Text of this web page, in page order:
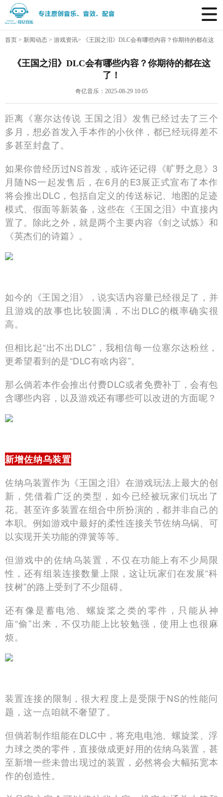
首页 > 新闻动态 > 游戏资讯> 《王国之泪》DLC会有哪些内容？你期待的都在这
《王国之泪》DLC会有哪些内容？你期待的都在这
了！
奇亿音乐：2025-08-29 10:05
距离《塞尔达传说 王国之泪》发售已经过去了三个
多月，想必首发入手本作的小伙伴，都已经玩得差不
多甚至封盘了。
如果你曾经历过NS首发，或许还记得《旷野之息》3
月随NS一起发售后，在6月的E3展正式宣布了本作
将会推出DLC，包括自定义的传送标记、地图的足迹
模式、假面等新装备，这些在《王国之泪》中直接内
置了。除此之外，就是两个主要内容《剑之试炼》和
《英杰们的诗篇》。
如今的《王国之泪》，说实话内容量已经很足了，并
且游戏的故事也比较圆满，不出DLC的概率确实很
高。
但相比起“出不出DLC”，我相信每一位塞尔达粉丝，
更希望看到的是“DLC有啥内容”。
那么倘若本作会推出付费DLC或者免费补丁，会有包
含哪些内容，以及游戏还有哪些可以改进的方面呢？
新增佐纳乌装置
佐纳乌装置作为《王国之泪》在游戏玩法上最大的创
新，凭借着广泛的类型，如今已经被玩家们玩出了
花。甚至许多装置在组合中所扮演的，都并非自己的
本职。例如游戏中最好的柔性连接关节佐纳乌锅、可
以实现开关功能的弹簧等等。
但游戏中的佐纳乌装置，不仅在功能上有不少局限
性，还有组装连接数量上限，这让玩家们在发展“科
技树”的路上受到了不少阻碍。
还有像是蓄电池、螺旋桨之类的零件，只能从神
庙“偷”出来，不仅功能上比较勉强，使用上也很麻
烦。
装置连接的限制，很大程度上是受限于NS的性能问
题，这一点咱就不奢望了。
但倘若制作组能在DLC中，将充电电池、螺旋桨、浮
力球之类的零件，直接做成更好用的佐纳乌装置，甚
至新增一些未曾出现过的装置，必然将会大幅拓宽本
作的创造性。